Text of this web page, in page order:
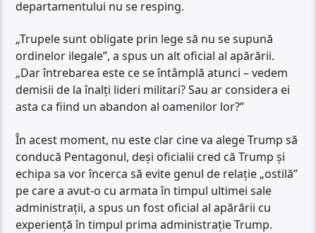
departamentului nu se resping.
„Trupele sunt obligate prin lege să nu se supună
ordinelor ilegale”, a spus un alt oficial al apărării.
„Dar întrebarea este ce se întâmplă atunci – vedem
demisii de la înalți lideri militari? Sau ar considera ei
asta ca fiind un abandon al oamenilor lor?”
În acest moment, nu este clar cine va alege Trump să
conducă Pentagonul, deși oficialii cred că Trump și
echipa sa vor încerca să evite genul de relație „ostilă”
pe care a avut-o cu armata în timpul ultimei sale
administrații, a spus un fost oficial al apărării cu
experiență în timpul prima administrație Trump.